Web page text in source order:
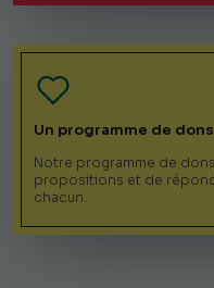
Un programme de dons
Notre programme de
propositions et de
chacun.